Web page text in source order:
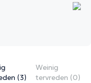
(3)
Weinig
tervreden (0)